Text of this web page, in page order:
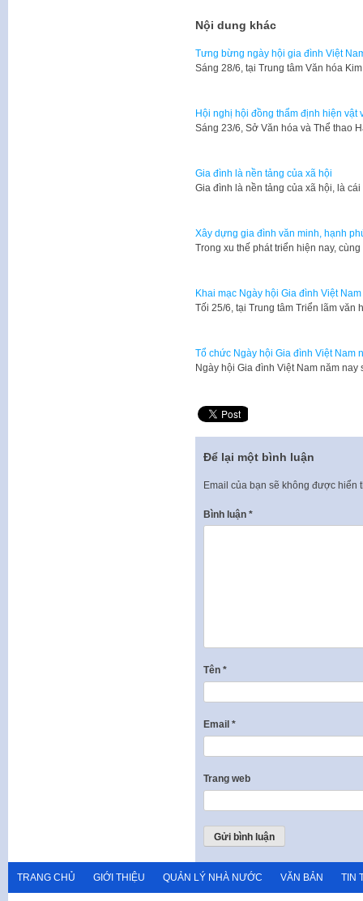
Nội dung khác
Tưng bừng ngày hội gia đình Việt
Sáng 28/6, tại Trung tâm Văn hóa
Hội nghị hội đồng thẩm định hiện vật
Sáng 23/6, Sở Văn hóa và Thể thao
Gia đình là nền tảng của xã hội
Gia đình là nền tảng của xã hội, là
Xây dựng gia đình văn minh, hạnh
Trong xu thế phát triển hiện nay,
Khai mạc Ngày hội Gia đình Việt
Tối 25/6, tại Trung tâm Triển lãm
Tổ chức Ngày hội Gia đình Việt Nam
Ngày hội Gia đình Việt Nam năm
Để lại một bình luận
Email của bạn sẽ không được hiển
Bình luận *
Tên *
Email *
Trang web
TRANG CHỦ GIỚI THIỆU QUẢN LÝ NHÀ NƯỚC VĂN BẢN TIN